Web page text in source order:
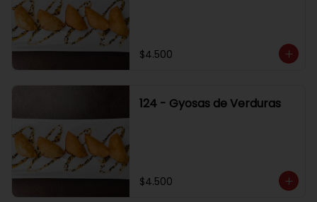
$4.500
124 - Gyosas de Verduras
$4.500